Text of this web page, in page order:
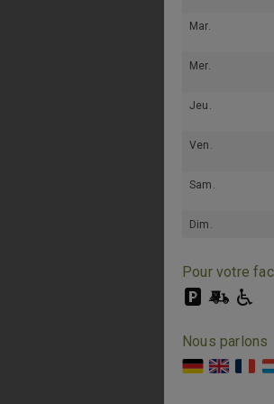
Mar.
Mer.
Jeu.
Ven.
Sam.
Dim.
Pour votre
Nous parlons